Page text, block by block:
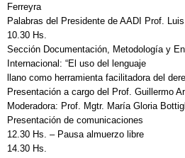
Ferreyra
Palabras del Presidente de AADI Prof.
10.30 Hs.
Sección Documentación, Metodología y
Internacional: “El uso del lenguaje
llano como herramienta facilitadora del
Presentación a cargo del Prof. Guillermo
Moderadora: Prof. Mgtr. María Gloria
Presentación de comunicaciones
12.30 Hs. – Pausa almuerzo libre
14.30 Hs.